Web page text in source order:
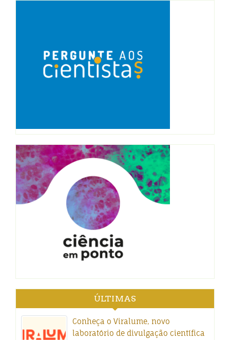
ÚLTIMAS
Conheça o Viralume, novo
laboratório de divulgação científica